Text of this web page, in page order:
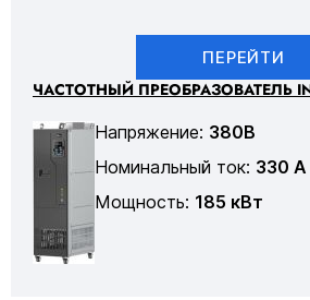
ПЕРЕЙТИ
ЧАСТОТНЫЙ ПРЕОБРАЗОВАТЕЛЬ
Напряжение: 380В
Номинальный ток: 330 А
Мощность: 185 кВт